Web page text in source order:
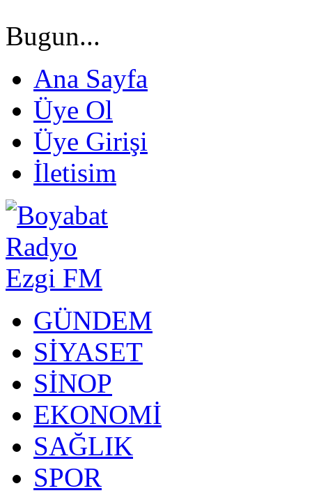
Bugun...
Ana Sayfa
Üye Ol
Üye Girişi
İletisim
GÜNDEM
SİYASET
SİNOP
EKONOMİ
SAĞLIK
SPOR